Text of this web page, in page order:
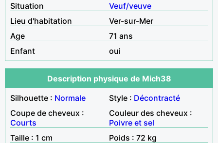
Situation
Veuf/veuve
Lieu d'habitation
Ver-sur-Mer
Age
71 ans
Enfant
oui
Description physique de Mich38
Silhouette : Normale Style : Décontracté
Coupe de cheveux :
Courts
Couleur des cheveux :
Poivre et sel
Taille : 1 cm
Poids : 72 kg